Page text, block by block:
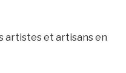
artistes et artisans en